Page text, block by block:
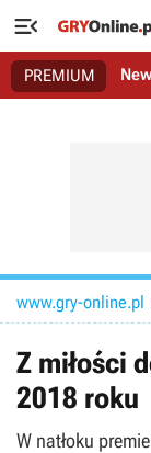

PREMIUM
www.gry-online.pl
Z miłości
2018 roku
W natłoku